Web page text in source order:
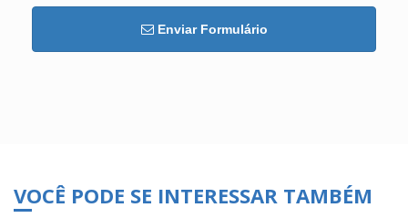
Enviar Formulário
VOCÊ PODE SE INTERESSAR TAMBÉM